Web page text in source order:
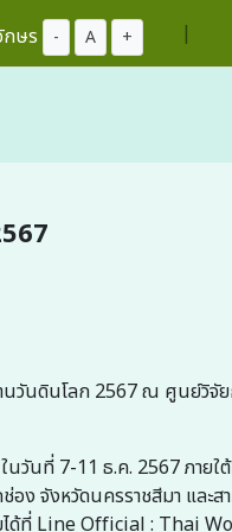
ษร - A + |
นดินโลก 2567 ณ ศูนย์วิจั
ที่ 7-11 ธ.ค. 2567 ภายใ
จังหวัดนครราชสีมา และสา
ได้ที่ Line Official : Thai